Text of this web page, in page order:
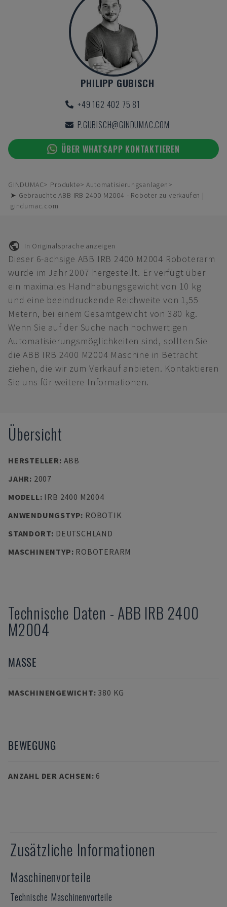
PHILIPP GUBISCH
+49 162 402 75 81
P.GUBISCH@GINDUMAC.COM
ÜBER WHATSAPP KONTAKTIEREN
GINDUMAC Produkte
Automatisierungsanlagen
➤ Gebrauchte ABB IRB 2400 M2004 - Roboter zu verkaufen |
gindumac.com
In Originalsprache anzeigen
Dieser 6-achsige ABB IRB 2400 M2004 Roboterarm
wurde im Jahr 2007 hergestellt. Er verfügt über
ein maximales Handhabungsgewicht von 10 kg
und eine beeindruckende Reichweite von 1,55
Metern, bei einem Gesamtgewicht von 380 kg.
Wenn Sie auf der Suche nach hochwertigen
Automatisierungsmöglichkeiten sind, sollten Sie
die ABB IRB 2400 M2004 Maschine in Betracht
ziehen, die wir zum Verkauf anbieten. Kontaktieren
Sie uns für weitere Informationen.
Übersicht
HERSTELLER: ABB
JAHR: 2007
MODELL: IRB 2400 M2004
ANWENDUNGSTYP: ROBOTIK
STANDORT: DEUTSCHLAND
MASCHINENTYP: ROBOTERARM
Technische Daten - ABB IRB 2400
M2004
MASSE
MASCHINENGEWICHT: 380 KG
BEWEGUNG
ANZAHL DER ACHSEN: 6
Zusätzliche Informationen
Maschinenvorteile
Technische Maschinenvorteile